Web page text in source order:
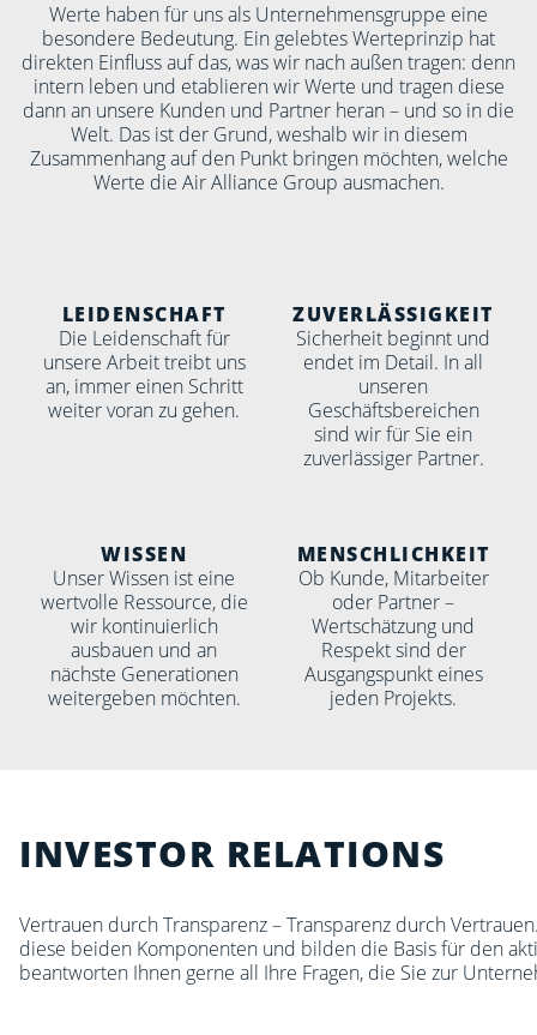
LEIDENSCHAFT
Die Leidenschaft für
unsere Arbeit treibt uns
an, immer einen Schritt
weiter voran zu gehen.
ZUVERLÄSSIGKEIT
Sicherheit beginnt und
endet im Detail. In all
unseren
Geschäftsbereichen
sind wir für Sie ein
zuverlässiger Partner.
WISSEN
Unser Wissen ist eine
wertvolle Ressource, die
wir kontinuierlich
ausbauen und an
nächste Generationen
weitergeben möchten.
MENSCHLICHKEIT
Ob Kunde, Mitarbeiter
oder Partner –
Wertschätzung und
Respekt sind der
Ausgangspunkt eines
jeden Projekts.
Werte haben für uns als Unternehmensgruppe eine
besondere Bedeutung. Ein gelebtes Werteprinzip hat
direkten Einfluss auf das, was wir nach außen tragen: denn
intern leben und etablieren wir Werte und tragen diese
dann an unsere Kunden und Partner heran – und so in die
Welt. Das ist der Grund, weshalb wir in diesem
Zusammenhang auf den Punkt bringen möchten, welche
Werte die Air Alliance Group ausmachen.
INVESTOR RELATIONS
Vertrauen durch Transparenz – Transparenz durch
diese beiden Komponenten und bilden die Basis für den
beantworten Ihnen gerne all Ihre Fragen, die Sie zur